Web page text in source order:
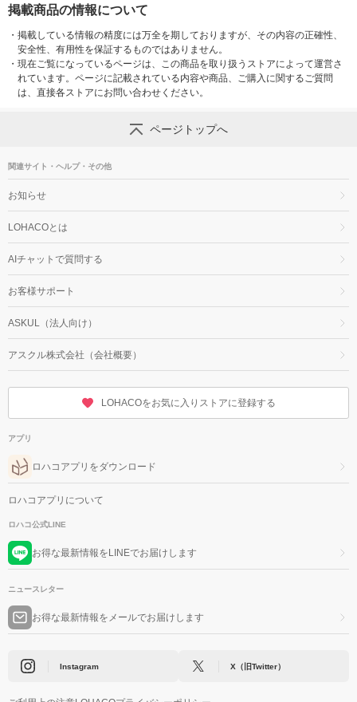
掲載商品の情報について
・ 掲載している情報の精度には万全を期しておりますが、その内容の正確性、
安全性、有用性を保証するものではありません。
・ 現在ご覧になっているページは、この商品を取り扱うストアによって運営さ
れています。ページに記載されている内容や商品、ご購入に関するご質問
は、直接各ストアにお問い合わせください。
ページトップへ
関連サイト・ヘルプ・その他
お知らせ
LOHACOとは
AIチャットで質問する
お客様サポート
ASKUL（法人向け）
アスクル株式会社（会社概要）
LOHACOをお気に入りストアに登録する
アプリ
ロハコアプリをダウンロード
ロハコアプリについて
ロハコ公式LINE
お得な最新情報をLINEでお届けします
ニュースレター
お得な最新情報をメールでお届けします
Instagram X（旧Twitter）